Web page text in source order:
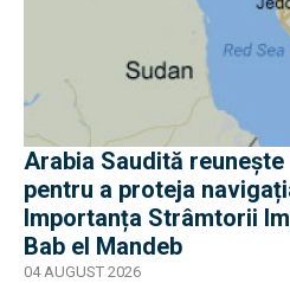
Arabia Saudită
pentru a proteja
Importanța Strâmtorii
Bab el Mandeb
04 AUGUST 2026